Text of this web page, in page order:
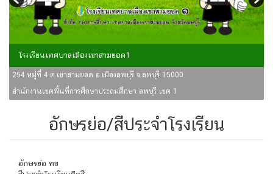
โรงเรียนเทศบาลเมืองเขาสามยอด1
254 หมู่ที่ 4 ต.เขาสามยอด อ.เมืองลพบุรี จ.ลพบุรี 15000
สำนักงานเขตพื้นที่การศึกษาประถมศึกษา ลพบุรี เขต 1
อักษรย่อ/สีประจำโรงเรียน
อักษรย่อ ทข